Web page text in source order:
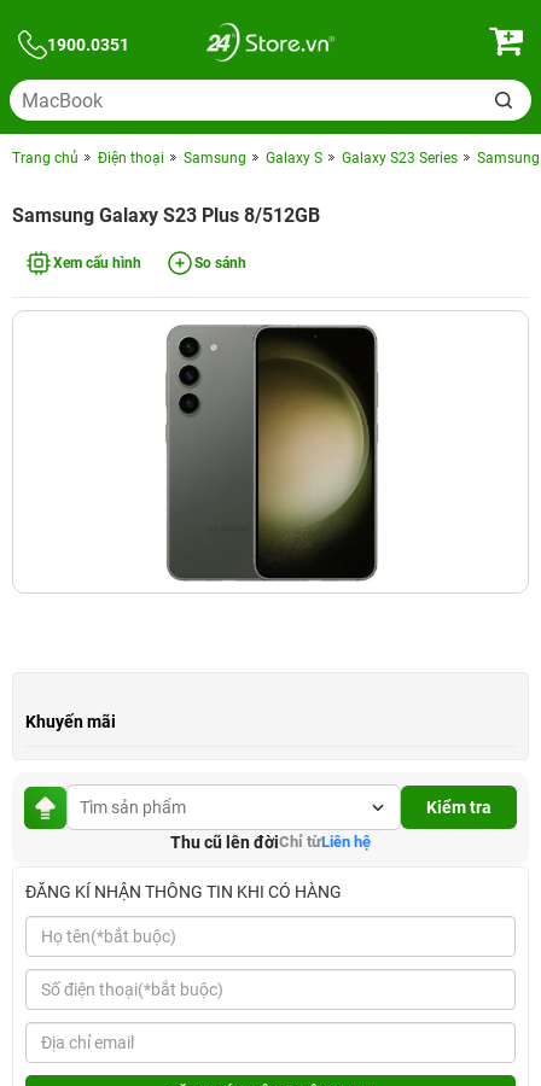
1900.0351
Trang chủ Điện thoại Samsung Galaxy S Galaxy S23 Series
Samsung Galaxy S23 Plus 8/512GB
Xem cấu hình So sánh
Khuyến mãi
Kiểm tra
Thu cũ lên đờiChỉ từLiên hệ
ĐĂNG KÍ NHẬN THÔNG TIN KHI CÓ HÀNG